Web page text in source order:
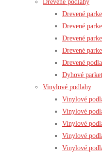
Drevené podlahy
Drevené
Drevené
Drevené
Drevené
Drevené
Dyhové
Vinylové podlahy
Vinylové
Vinylové
Vinylové
Vinylové
Vinylové